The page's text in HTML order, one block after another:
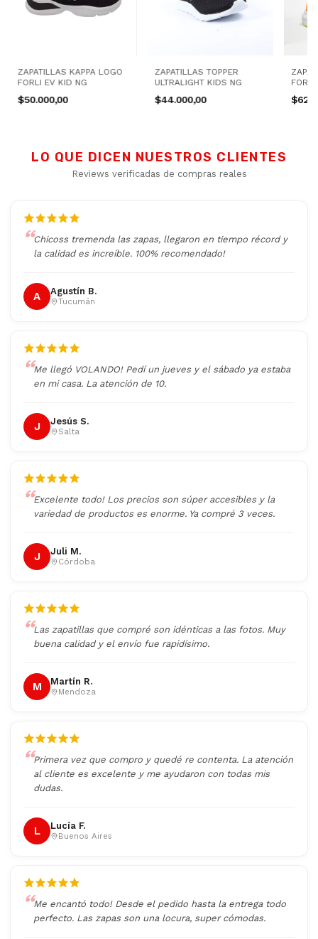
ZAPATILLAS KAPPA LOGO
FORLI EV KID NG
$50.000,00
ZAPATILLAS TOPPER
ULTRALIGHT KIDS NG
$44.000,00
LO QUE DICEN NUESTROS CLIENTES
Reviews verificadas de compras reales
Chicoss tremenda las zapas, llegaron en tiempo récord y
la calidad es increíble. 100% recomendado!
A Agustín B.
Tucumán
Me llegó VOLANDO! Pedí un jueves y el sábado ya estaba
en mi casa. La atención de 10.
J Jesús S.
Salta
Excelente todo! Los precios son súper accesibles y la
variedad de productos es enorme. Ya compré 3 veces.
J Juli M.
Córdoba
Las zapatillas que compré son idénticas a las fotos. Muy
buena calidad y el envío fue rapidísimo.
M Martín R.
Mendoza
Primera vez que compro y quedé re contenta. La atención
al cliente es excelente y me ayudaron con todas mis
dudas.
L Lucía F.
Buenos Aires
Me encantó todo! Desde el pedido hasta la entrega todo
perfecto. Las zapas son una locura, super cómodas.